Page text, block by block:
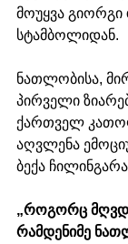
მოუყვა გიორგი
სტამბოლიდან.
ნათლობისა,
პირველი
ქართველ
აღვლენა
ბექა
„როგორც
რამდენიმე